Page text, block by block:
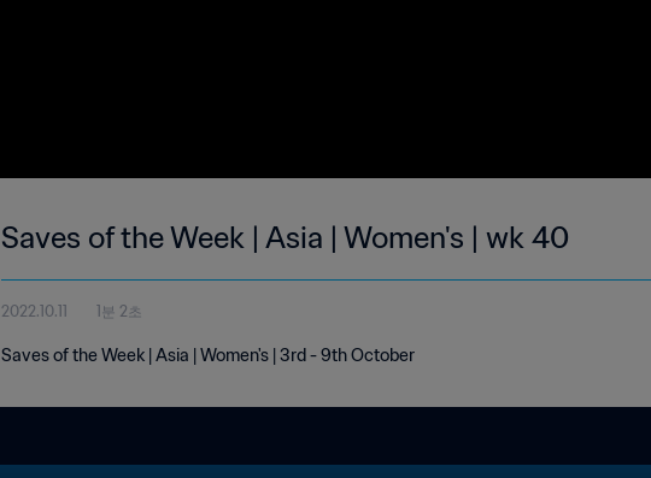
Saves of the Week | Asia | Women's | wk 40
2022.10.11 1분 2초
Saves of the Week | Asia | Women's | 3rd - 9th October